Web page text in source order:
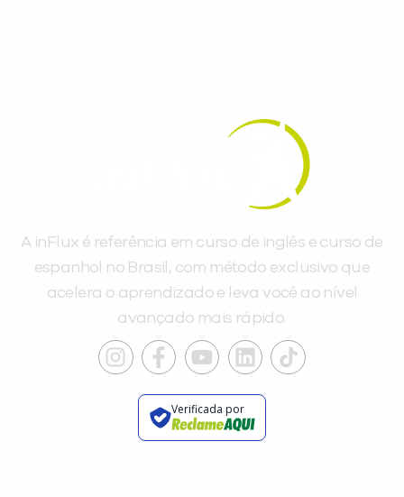
A inFlux é referência em curso de inglês e curso de
espanhol no Brasil, com método exclusivo que
acelera o aprendizado e leva você ao nível
avançado mais rápido.
Verificada por